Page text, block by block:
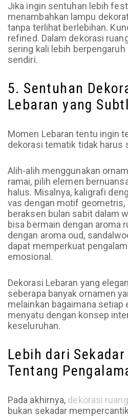
Jika ingin sentuhan lebih
menambahkan lampu
tanpa terlihat berlebihan.
refined. Dalam dekorasi
sering kali lebih
sendiri.
5. Sentuhan
Lebaran yang
Momen Lebaran tentu ingin
dekorasi tematik tidak harus
Alih-alih menggunakan
ramai, pilih elemen
halus. Misalnya, kaligrafi
vas dengan motif geometris,
beraksen bulan sabit dalam
bisa bermain dengan aroma
dengan aroma oud,
dapat memperkuat
emosional.
Dekorasi Lebaran yang
seberapa banyak ornamen
melainkan bagaimana setiap
menyatu dengan konsep
keseluruhan.
Lebih dari
Tentang
Pada akhirnya, dekorasi
bukan sekadar